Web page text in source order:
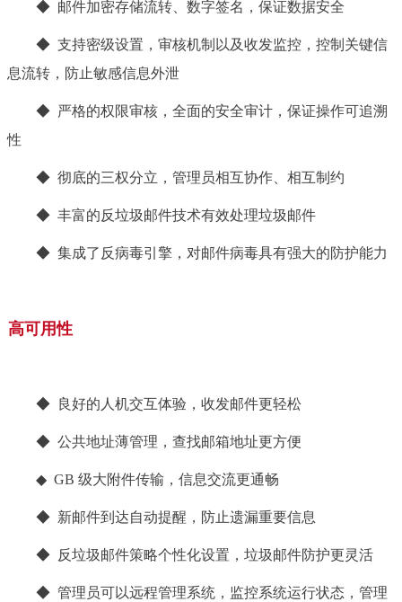
◆ 邮件加密存储流转、数字签名，保证数据安全
◆ 支持密级设置，审核机制以及收发监控，控制关键信
息流转，防止敏感信息外泄
◆ 严格的权限审核，全面的安全审计，保证操作可追溯
性
◆ 彻底的三权分立，管理员相互协作、相互制约
◆ 丰富的反垃圾邮件技术有效处理垃圾邮件
◆ 集成了反病毒引擎，对邮件病毒具有强大的防护能力
高可用性
◆ 良好的人机交互体验，收发邮件更轻松
◆ 公共地址薄管理，查找邮箱地址更方便
◆ GB 级大附件传输，信息交流更通畅
◆ 新邮件到达自动提醒，防止遗漏重要信息
◆ 反垃圾邮件策略个性化设置，垃圾邮件防护更灵活
◆ 管理员可以远程管理系统，监控系统运行状态，管理